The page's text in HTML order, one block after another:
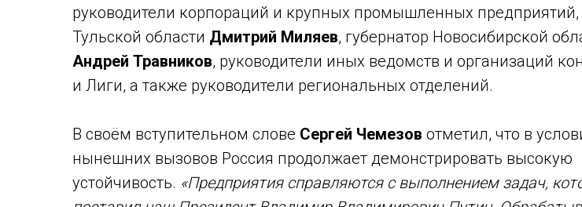
руководители корпораций и крупных промышленных предприятий,
Тульской области Дмитрий Миляев, губернатор Новосибирской
Андрей Травников, руководители иных ведомств и организаций
и Лиги, а также руководители региональных отделений.
В своём вступительном слове Сергей Чемезов отметил, что в
нынешних вызовов Россия продолжает демонстрировать высокую
устойчивость. «Предприятия справляются с выполнением задач,